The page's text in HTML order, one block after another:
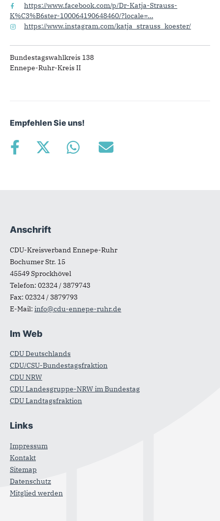
https://www.facebook.com/p/Dr-Katja-Strauss-
K%C3%B6ster-100064190648460/?locale=…
https://www.instagram.com/katja_strauss_koester/
Bundestagswahlkreis 138
Ennepe-Ruhr-Kreis II
Empfehlen Sie uns!
Fußbereich
Anschrift
CDU-Kreisverband Ennepe-Ruhr
Bochumer Str. 15
45549Sprockhövel
Telefon: 02324 / 3879743
Fax: 02324 / 3879793
E-Mail: info@cdu-ennepe-ruhr.de
Im Web
CDU Deutschlands
CDU/CSU-Bundestagsfraktion
CDU NRW
CDU Landesgruppe-NRW im Bundestag
CDU Landtagsfraktion
Links
Impressum
Kontakt
Sitemap
Datenschutz
Mitglied werden